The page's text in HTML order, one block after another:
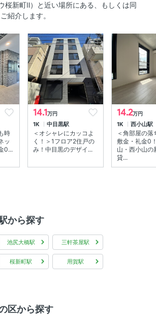
Ｖモニタ付きインターホン 、 防犯カメ
エアコン
居室フローリング 、 角部屋
桜新町Ⅱ）と近い場所にある、もしくは同
紹介します。
時
ッ
0...
14.1万円
1K 中目黒駅
＜オシャレにカッコよ
く！＞1フロア2住戸の
み！中目黒のデザイ...
14.2万円
1K 西小山駅
＜角部屋の落
敷金・礼金0
山・西小山の
貸...
から探す
池尻大橋駅 三軒茶屋駅
桜新町駅 用賀駅
区から探す